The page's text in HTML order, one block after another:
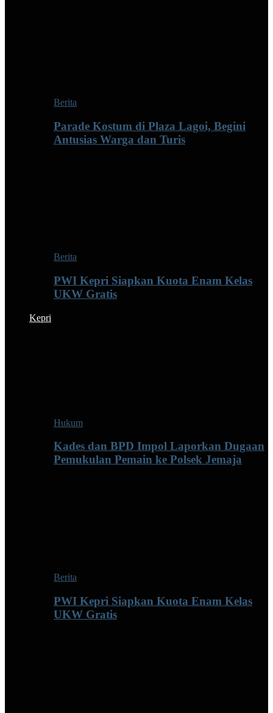
Berita
Parade Kostum di Plaza Lagoi, Begini
Antusias Warga dan Turis
Berita
PWI Kepri Siapkan Kuota Enam Kelas
UKW Gratis
Kepri
Hukum
Kades dan BPD Impol Laporkan Dugaan
Pemukulan Pemain ke Polsek Jemaja
Berita
PWI Kepri Siapkan Kuota Enam Kelas
UKW Gratis